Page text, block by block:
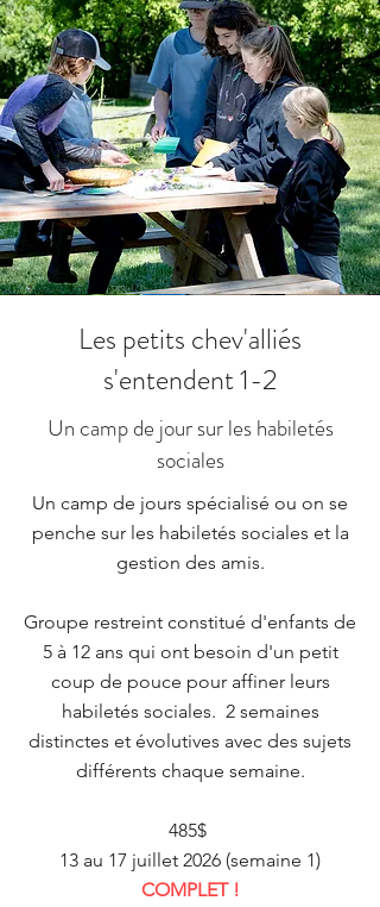
Les petits chev'alliés
s'entendent 1-2
Un camp de jour sur les habiletés
sociales
Un camp de jours spécialisé ou on se
penche sur les habiletés sociales et la
gestion des amis.
Groupe restreint constitué d'enfants de
5 à 12 ans qui ont besoin d'un petit
coup de pouce pour affiner leurs
habiletés sociales. 2 semaines
distinctes et évolutives avec des sujets
différents chaque semaine.
485$
13 au 17 juillet 2026 (semaine 1)
COMPLET !